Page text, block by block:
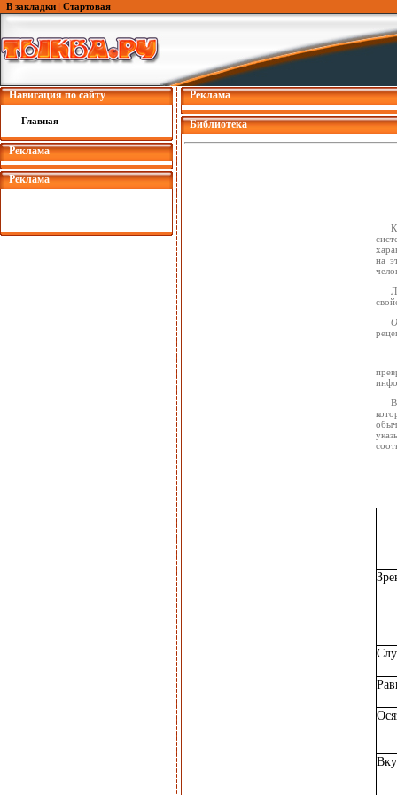
В закладки Стартовая
Навигация по сайту
Главная
Реклама
Реклама
Реклама
Библиотека
на